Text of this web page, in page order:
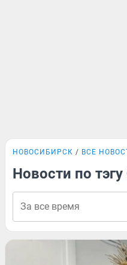
НОВОСИБИРСК ВСЕ
Новости по